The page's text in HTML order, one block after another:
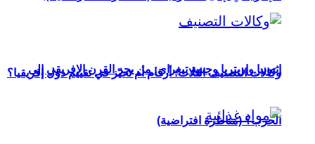
إثيوبيا وإريتريا وجبهة تيغراي: من يجر القرن الإفريقي إلى
الحرب؟ (مناظرة افتراضية)
وكالات التصنيف الثلاث: أرقام أم تحيّز في تقييم دول إفريقيا؟